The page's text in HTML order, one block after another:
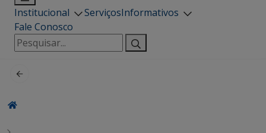
Institucional ServiçosInformativos
Fale Conosco
Pesquisar
por: